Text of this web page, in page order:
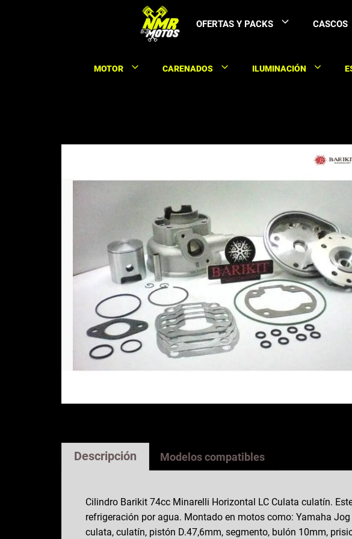
OFERTAS Y PACKS CASCOS
MOTOR CARENADOS ILUMINACIÓN
Descripción Modelos compatibles
Cilindro Barikit 74cc Minarelli Horizontal LC Culata culatín.
refrigeración por agua. Montado en motos como: Yamaha
culata, culatín, pistón D.47,6mm, segmento, bulón 10mm,